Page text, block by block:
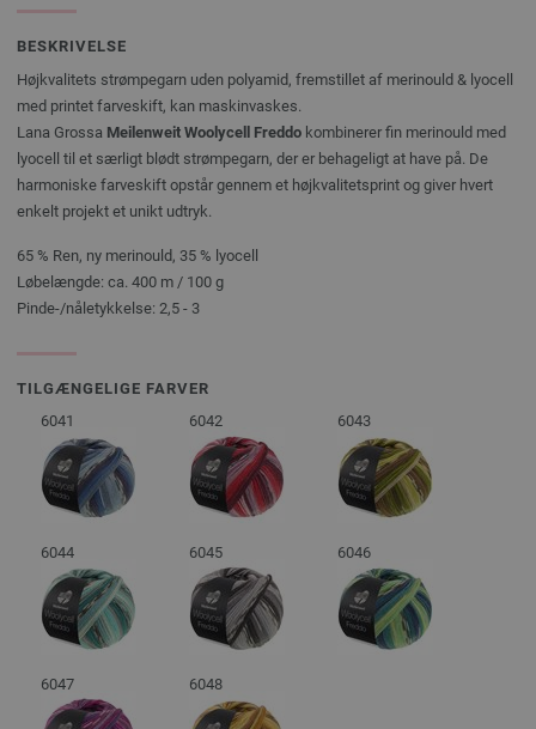
BESKRIVELSE
Højkvalitets strømpegarn uden polyamid, fremstillet af merinould & lyocell
med printet farveskift, kan maskinvaskes.
Lana Grossa Meilenweit Woolycell Freddo kombinerer fin merinould med
lyocell til et særligt blødt strømpegarn, der er behageligt at have på. De
harmoniske farveskift opstår gennem et højkvalitetsprint og giver hvert
enkelt projekt et unikt udtryk.
65 % Ren, ny merinould, 35 % lyocell
Løbelængde: ca. 400 m / 100 g
Pinde-/nåletykkelse: 2,5 - 3
TILGÆNGELIGE FARVER
6041
6042 6043
6044 6045 6046
6047 6048